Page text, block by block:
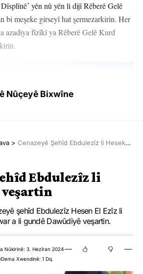
yên nû yên li dijî Rêberê Gelê
bi meşeke girseyî hat şermezarkirin. Her
azadiya fîzîkî ya Rêberê Gelê Kurd
Til Qerah û Til Sosîn a bajaroka
wêneyên Rêberê Gelê Kurd Abdullah
Rêber Abdullah Ocalan azadiya
Apoˊ ya gundê Til Sosînê dewam kir. Li
a Parastina Rêber Abdullah
Nûçeyê Bixwîne
> Cenazeyê Şehîd Ebdulezîz li Hesekê hat veşartin
Ebdulezîz li
veşartin
şehîd Ebdulezîz Hesen El Ezîz li
a li gundê Dawûdiyê veşartin.
Nûkirinê: 3. Hezîran 2024
Dema Xwendinê: 1 Dq.